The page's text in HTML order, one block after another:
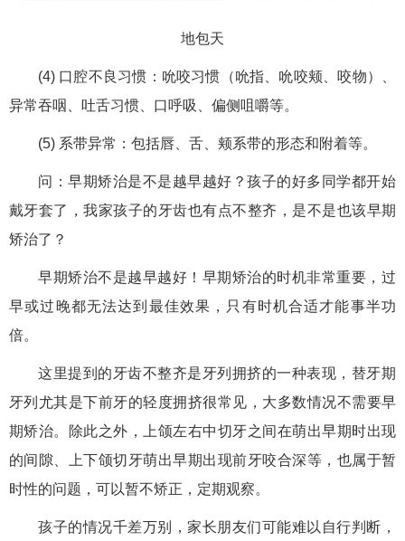
地包天
(4) 口腔不良习惯：吮咬习惯（吮指、吮咬颊、咬物）、
异常吞咽、吐舌习惯、口呼吸、偏侧咀嚼等。
(5) 系带异常：包括唇、舌、颊系带的形态和附着等。
问：早期矫治是不是越早越好？孩子的好多同学都开始
戴牙套了，我家孩子的牙齿也有点不整齐，是不是也该早期
矫治了？
早期矫治不是越早越好！早期矫治的时机非常重要，过
早或过晚都无法达到最佳效果，只有时机合适才能事半功
倍。
这里提到的牙齿不整齐是牙列拥挤的一种表现，替牙期
牙列尤其是下前牙的轻度拥挤很常见，大多数情况不需要早
期矫治。除此之外，上颌左右中切牙之间在萌出早期时出现
的间隙、上下颌切牙萌出早期出现前牙咬合深等，也属于暂
时性的问题，可以暂不矫正，定期观察。
孩子的情况千差万别，家长朋友们可能难以自行判断，